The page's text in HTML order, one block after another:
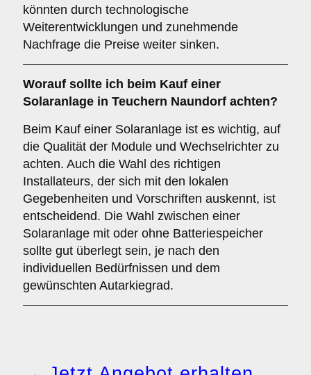
könnten durch technologische
Weiterentwicklungen und zunehmende
Nachfrage die Preise weiter sinken.
Worauf sollte ich beim Kauf einer
Solaranlage in Teuchern Naundorf achten?
Beim Kauf einer Solaranlage ist es wichtig, auf
die Qualität der Module und Wechselrichter zu
achten. Auch die Wahl des richtigen
Installateurs, der sich mit den lokalen
Gegebenheiten und Vorschriften auskennt, ist
entscheidend. Die Wahl zwischen einer
Solaranlage mit oder ohne Batteriespeicher
sollte gut überlegt sein, je nach den
individuellen Bedürfnissen und dem
gewünschten Autarkiegrad.